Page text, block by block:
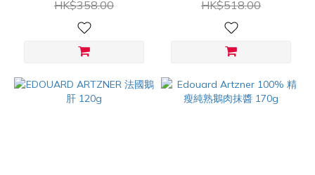
HK$358.00
HK$518.00